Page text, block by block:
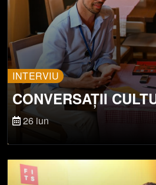
INTERVIU
CONVERSAȚII
26 iun